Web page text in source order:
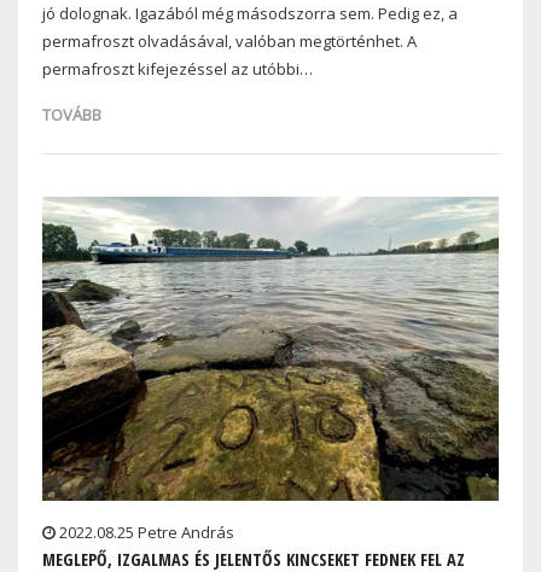
jó dolognak. Igazából még másodszorra sem. Pedig ez, a
permafroszt olvadásával, valóban megtörténhet. A
permafroszt kifejezéssel az utóbbi…
TOVÁBB
2022.08.25 Petre András
MEGLEPŐ, IZGALMAS ÉS JELENTŐS KINCSEKET FEDNEK FEL AZ